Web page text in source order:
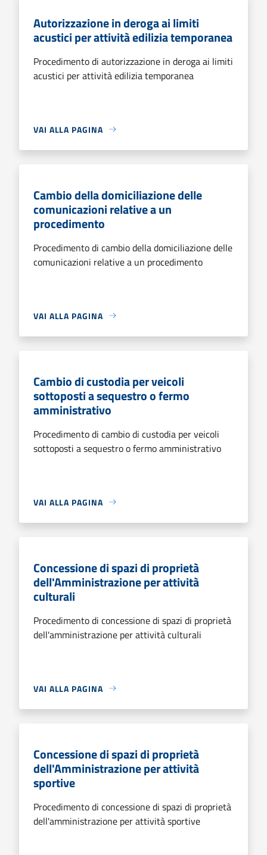
Autorizzazione in deroga ai limiti
acustici per attività edilizia temporanea
Procedimento di autorizzazione in deroga ai limiti
acustici per attività edilizia temporanea
VAI ALLA PAGINA
Cambio della domiciliazione delle
comunicazioni relative a un
procedimento
Procedimento di cambio della domiciliazione delle
comunicazioni relative a un procedimento
VAI ALLA PAGINA
Cambio di custodia per veicoli
sottoposti a sequestro o fermo
amministrativo
Procedimento di cambio di custodia per veicoli
sottoposti a sequestro o fermo amministrativo
VAI ALLA PAGINA
Concessione di spazi di proprietà
dell'Amministrazione per attività
culturali
Procedimento di concessione di spazi di proprietà
dell'amministrazione per attività culturali
VAI ALLA PAGINA
Concessione di spazi di proprietà
dell'Amministrazione per attività
sportive
Procedimento di concessione di spazi di proprietà
dell'amministrazione per attività sportive